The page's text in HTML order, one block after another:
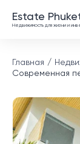
Estate
Недвижимость для жизни и
Главная
Современная